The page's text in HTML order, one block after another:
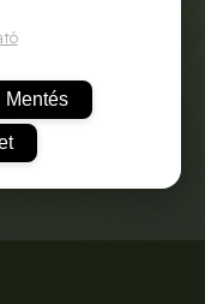
terheli a kezet
tesz lehetővé.
tökéletes
Mentés